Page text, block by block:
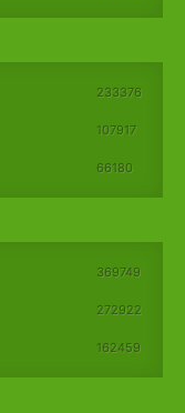
233376
107917
66180
369749
272922
162459